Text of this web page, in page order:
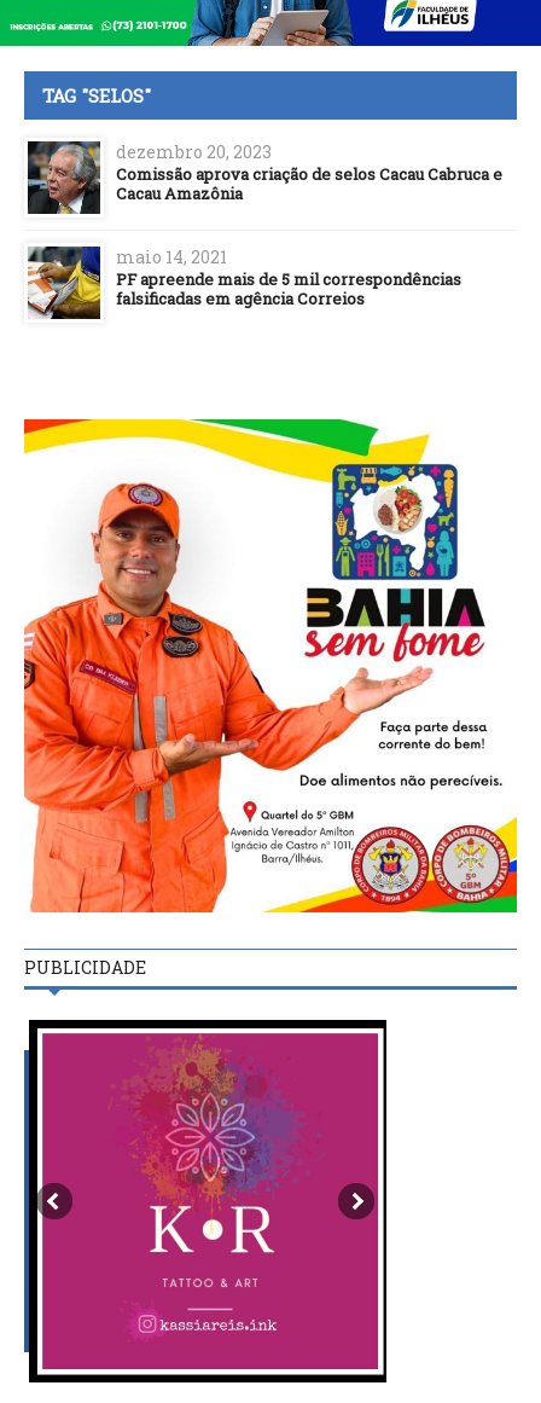
TAG "SELOS"
dezembro 20, 2023
Comissão aprova criação de selos Cacau Cabruca e
Cacau Amazônia
maio 14, 2021
PF apreende mais de 5 mil correspondências
falsificadas em agência Correios
PUBLICIDADE